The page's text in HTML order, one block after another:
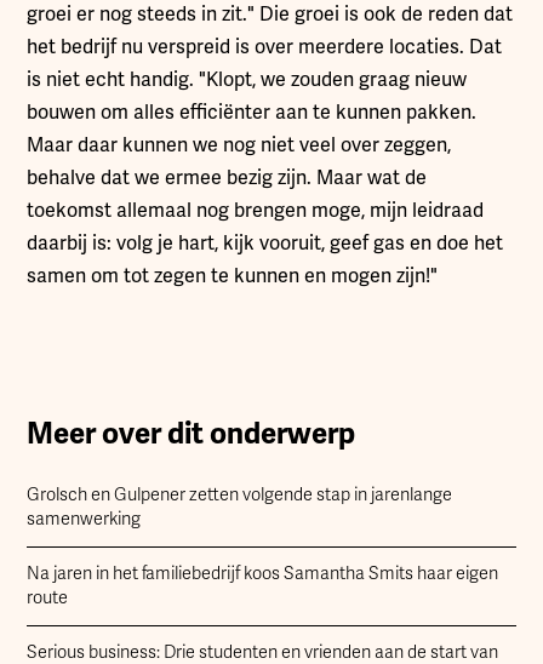
groei er nog steeds in zit." Die groei is ook de reden dat
het bedrijf nu verspreid is over meerdere locaties. Dat
is niet echt handig. "Klopt, we zouden graag nieuw
bouwen om alles efficiënter aan te kunnen pakken.
Maar daar kunnen we nog niet veel over zeggen,
behalve dat we ermee bezig zijn. Maar wat de
toekomst allemaal nog brengen moge, mijn leidraad
daarbij is: volg je hart, kijk vooruit, geef gas en doe het
samen om tot zegen te kunnen en mogen zijn!"
Meer over dit onderwerp
Grolsch en Gulpener zetten volgende stap in jarenlange
samenwerking
Na jaren in het familiebedrijf koos Samantha Smits haar eigen
route
Serious business: Drie studenten en vrienden aan de start van